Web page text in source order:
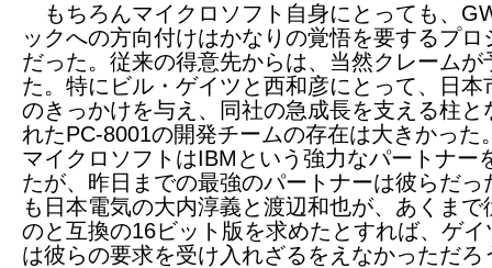
もちろんマイクロソフト自身にとっても、
ックへの方向付けはかなりの覚悟を要するプロ
だった。従来の得意先からは、当然クレームが
た。特にビル・ゲイツと西和彦にとって、日本
のきっかけを与え、同社の急成長を支える柱と
れたPC-8001の開発チームの存在は大きかった
マイクロソフトはIBMという強力なパートナー
たが、昨日までの最強のパートナーは彼らだっ
も日本電気の大内淳義と渡辺和也が、あくまで
のと互換の16ビット版を求めたとすれば、ゲイ
は彼らの要求を受け入れざるをえなかっただろ